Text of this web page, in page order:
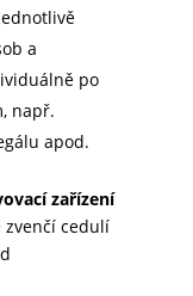
a
po
např.
apod.
zařízení
cedulí